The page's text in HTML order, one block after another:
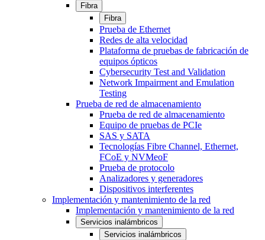
Fibra
Fibra
Prueba de Ethernet
Redes de alta velocidad
Plataforma de pruebas de fabricación de
equipos ópticos
Cybersecurity Test and Validation
Network Impairment and Emulation
Testing
Prueba de red de almacenamiento
Prueba de red de almacenamiento
Equipo de pruebas de PCIe
SAS y SATA
Tecnologías Fibre Channel, Ethernet,
FCoE y NVMeoF
Prueba de protocolo
Analizadores y generadores
Dispositivos interferentes
Implementación y mantenimiento de la red
Implementación y mantenimiento de la red
Servicios inalámbricos
Servicios inalámbricos